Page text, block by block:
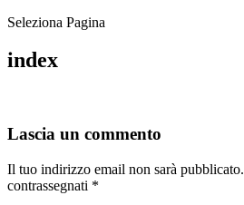
Seleziona Pagina
index
Lascia un commento
Il tuo indirizzo email non sarà pubblicato.
contrassegnati *